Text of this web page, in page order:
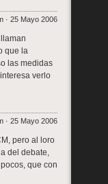
· 25 Mayo 2006
que la
las medidas
verlo
· 25 Mayo 2006
pero al loro
del debate,
que con